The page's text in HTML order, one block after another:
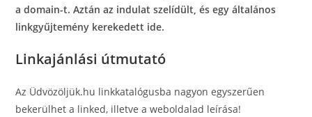
a domain-t. Aztán az indulat szelídült, és egy általános
linkgyűjtemény kerekedett ide.
Linkajánlási útmutató
Az Üdvözöljük.hu linkkatalógusba nagyon egyszerűen
bekerülhet a linked, illetve a weboldalad leírása!